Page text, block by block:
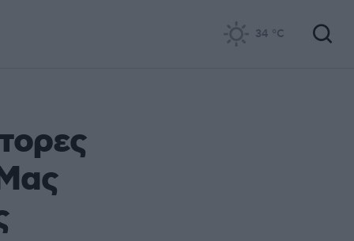
34 °C